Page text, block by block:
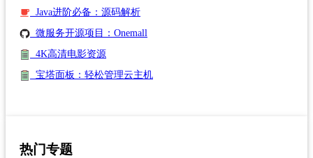
Java进阶必备：源码解析
微服务开源项目：Onemall
4K高清电影资源
宝塔面板：轻松管理云主机
热门专题